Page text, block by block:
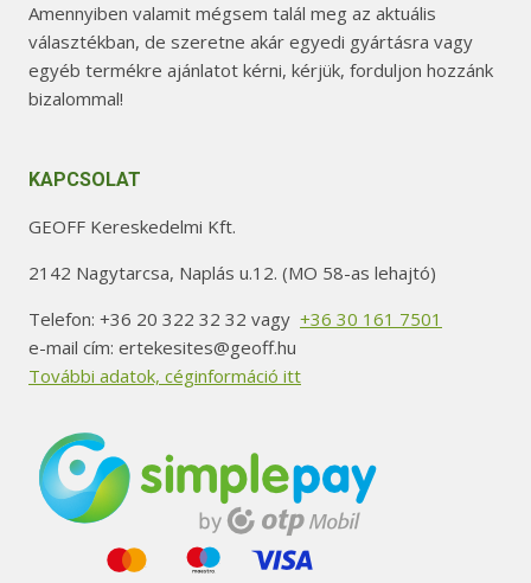
Amennyiben valamit mégsem talál meg az aktuális
választékban, de szeretne akár egyedi gyártásra vagy
egyéb termékre ajánlatot kérni, kérjük, forduljon hozzánk
bizalommal!
KAPCSOLAT
GEOFF Kereskedelmi Kft.
2142 Nagytarcsa, Naplás u.12. (MO 58-as lehajtó)
Telefon: +36 20 322 32 32 vagy +36 30 161 7501
e-mail cím: ertekesites@geoff.hu
További adatok, céginformáció itt